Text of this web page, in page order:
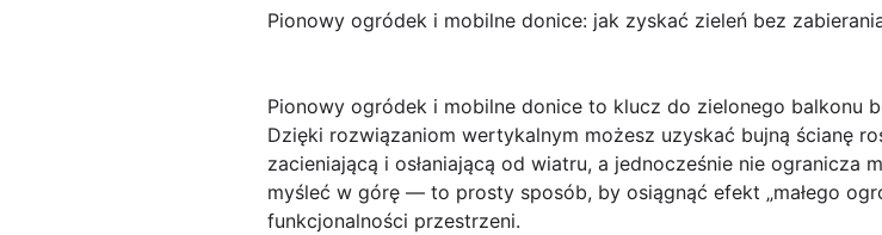
Pionowy ogródek i mobilne donice: jak zyskać zieleń bez
Pionowy ogródek i mobilne donice to klucz do zielonego balkonu
Dzięki rozwiązaniom wertykalnym możesz uzyskać bujną ścianę
zacieniającą i osłaniającą od wiatru, a jednocześnie nie ogranicza
myśleć w górę — to prosty sposób, by osiągnąć efekt „małego
funkcjonalności przestrzeni.